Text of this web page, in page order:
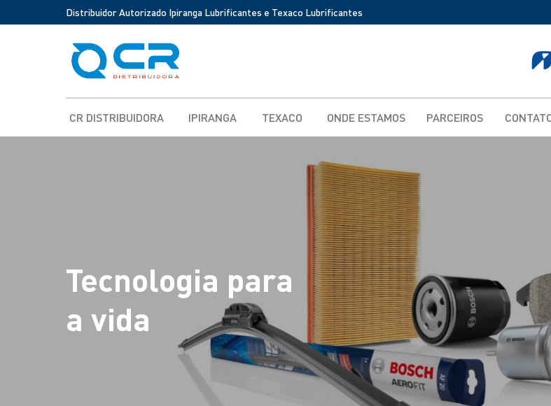
Distribuidor Autorizado Ipiranga Lubrificantes e Texaco Lubrificantes
CR DISTRIBUIDORA IPIRANGA TEXACO ONDE ESTAMOS PARCEIROS
LEVORIN
BOSCH
TECBRIL
MANN-FILTER
FLEETGUARD
Tecnologia para
a vida